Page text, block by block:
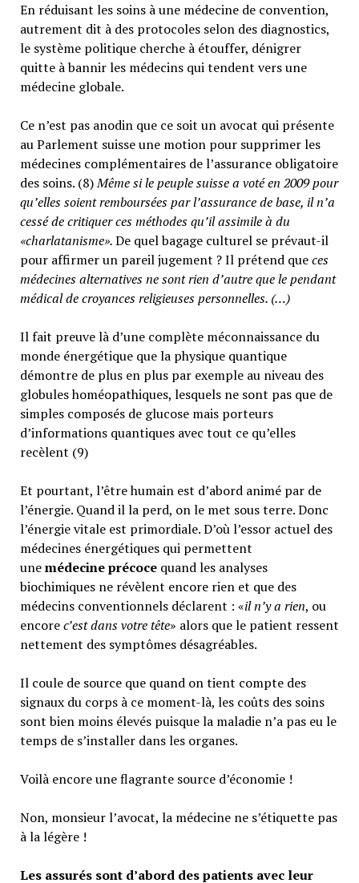
En réduisant les soins à une médecine de convention,
autrement dit à des protocoles selon des diagnostics,
le système politique cherche à étouffer, dénigrer
quitte à bannir les médecins qui tendent vers une
médecine globale.
Ce n’est pas anodin que ce soit un avocat qui présente
au Parlement suisse une motion pour supprimer les
médecines complémentaires de l’assurance obligatoire
des soins. (8)Même si le peuple suisse a voté en 2009 pour
qu’elles soient remboursées par l’assurance de base, il n’a
cessé de critiquer ces méthodes qu’il assimile à du
«charlatanisme».De quel bagage culturel se prévaut-il
pour affirmer un pareil jugement ? Il prétend queces
médecines alternatives ne sont rien d’autre que le pendant
médical de croyances religieuses personnelles. (…)
Il fait preuve là d’une complète méconnaissance du
monde énergétique que la physique quantique
démontre de plus en plus par exemple au niveau des
globules homéopathiques, lesquels ne sont pas que de
simples composés de glucose mais porteurs
d’informations quantiques avec tout ce qu’elles
recèlent (9)
Et pourtant, l’être humain est d’abord animé par de
l’énergie. Quand il la perd, on le met sous terre. Donc
l’énergie vitale est primordiale. D’où l’essor actuel des
médecines énergétiques qui permettent
unemédecine précoce quand les analyses
biochimiques ne révèlent encore rien et que des
médecins conventionnels déclarent : «il n’y a rien, ou
encorec’est dans votre tête» alors que le patient ressent
nettement des symptômes désagréables.
Il coule de source que quand on tient compte des
signaux du corps à ce moment-là, les coûts des soins
sont bien moins élevés puisque la maladie n’a pas eu le
temps de s’installer dans les organes.
Voilà encore une flagrante source d’économie !
Non, monsieur l’avocat, la médecine ne s’étiquette pas
à la légère !
Les assurés sont d’abord des patients avec leur